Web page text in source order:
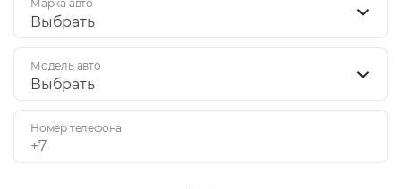
Марка авто
Выбрать
Модель авто
Выбрать
Номер телефона